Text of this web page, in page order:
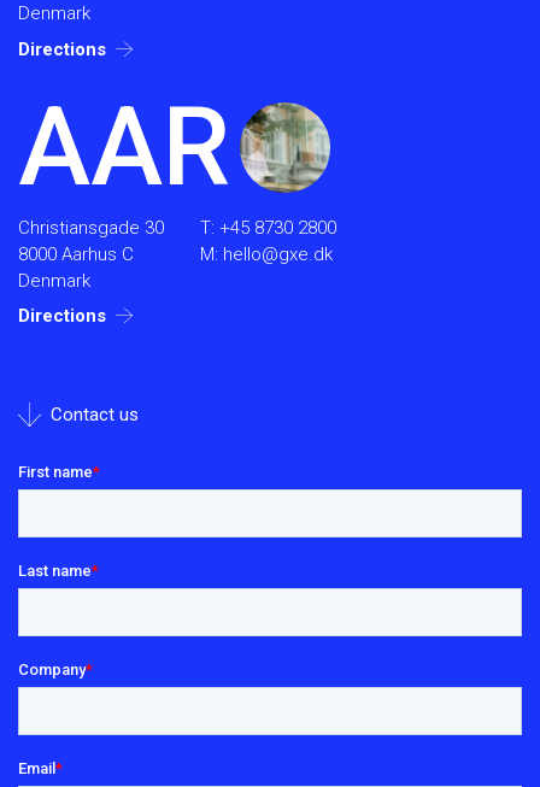
Denmark
Directions
AAR
Christiansgade 30
8000 Aarhus C
Denmark
Directions
T: +45 8730 2800
M: hello@gxe.dk
Contact us